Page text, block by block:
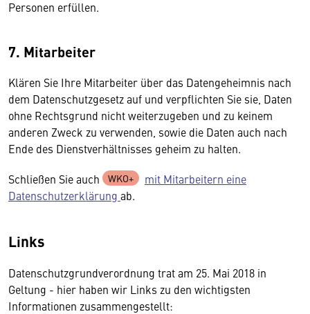
Personen erfüllen.
7. Mitarbeiter
Klären Sie Ihre Mitarbeiter über das Datengeheimnis nach
dem Datenschutzgesetz auf und verpflichten Sie sie, Daten
ohne Rechtsgrund nicht weiterzugeben und zu keinem
anderen Zweck zu verwenden, sowie die Daten auch nach
Ende des Dienstverhältnisses geheim zu halten.
Schließen Sie auch
mit Mitarbeitern eine
Datenschutzerklärung ab.
Links
Datenschutzgrundverordnung trat am 25. Mai 2018 in
Geltung - hier haben wir Links zu den wichtigsten
Informationen zusammengestellt: